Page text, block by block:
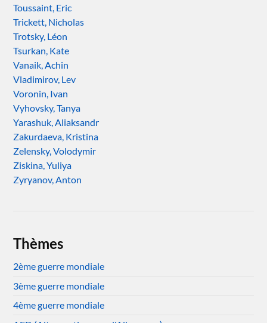
Toussaint, Eric
Trickett, Nicholas
Trotsky, Léon
Tsurkan, Kate
Vanaik, Achin
Vladimirov, Lev
Voronin, Ivan
Vyhovsky, Tanya
Yarashuk, Aliaksandr
Zakurdaeva, Kristina
Zelensky, Volodymir
Ziskina, Yuliya
Zyryanov, Anton
Thèmes
2ème guerre mondiale
3ème guerre mondiale
4ème guerre mondiale